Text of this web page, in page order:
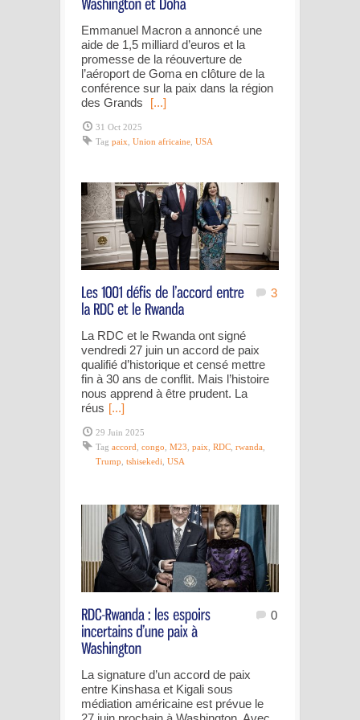
Emmanuel Macron a annoncé une
aide de 1,5 milliard d’euros et la
promesse de la réouverture de
l’aéroport de Goma en clôture de la
conférence sur la paix dans la région
des Grands
[...]
31 Oct 2025
Tag paix Union africaine USA
3
La RDC et le Rwanda ont signé
vendredi 27 juin un accord de paix
qualifié d’historique et censé mettre
fin à 30 ans de conflit. Mais l’histoire
nous apprend à être prudent. La
réus [...]
29 Juin 2025
Tag accord congo M23 paix RDC rwanda
Trump tshisekedi USA
0
La signature d’un accord de paix
entre Kinshasa et Kigali sous
médiation américaine est prévue le